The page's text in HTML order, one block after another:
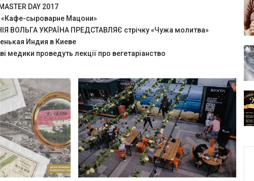
DAY 2017
«Кафе-сыроварне Мацони»
ВОЛЬГА УКРАЇНА ПРЕДСТАВЛЯЄ стрічку «Чужа молитва»
Индия в Киеве
медики проведуть лекції про вегетаріанство